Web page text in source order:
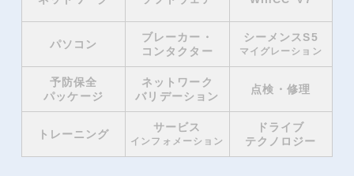
パソコン
ブレーカー・
コンタクター
シーメンスS5
マイグレーション
予防保全
パッケージ
ネットワーク
バリデーション
点検・修理
トレーニング
サービス
インフォメーション
ドライブ
テクノロジー